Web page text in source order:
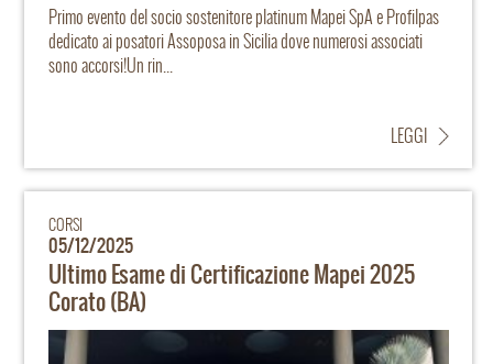
Primo evento del socio sostenitore platinum Mapei SpA e Profilpas
dedicato ai posatori Assoposa in Sicilia dove numerosi associati
sono accorsi!Un rin...
LEGGI
CORSI
05/12/2025
Ultimo Esame di Certificazione Mapei 2025
Corato (BA)